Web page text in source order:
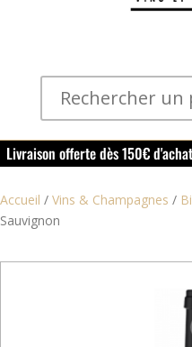
Livraison offerte dès 150€
offerte dans le
Accueil / Vins & Champagnes /
Sauvignon